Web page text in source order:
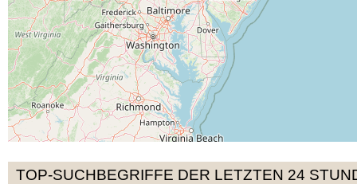
TOP-SUCHBEGRIFFE DER LETZTEN 24